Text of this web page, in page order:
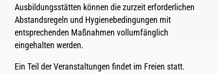
Ausbildungsstätten können die zurzeit erforderlichen
Abstandsregeln und Hygienebedingungen mit
entsprechenden Maßnahmen vollumfänglich
eingehalten werden.
Ein Teil der Veranstaltungen findet im Freien statt.